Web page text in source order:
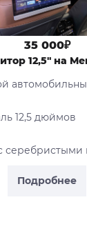
Подробнее
35 000₽
12,5" на
12,5 дюймов
серебристыми